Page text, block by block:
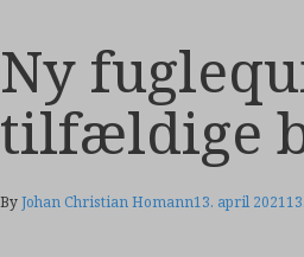
Ny
tilfældige
ByJohan Christian Homann13. april 2021